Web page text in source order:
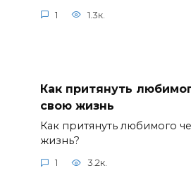
1 1.3к.
Как притянуть
свою жизнь
Как притянуть любимого
жизнь?
1 3.2к.